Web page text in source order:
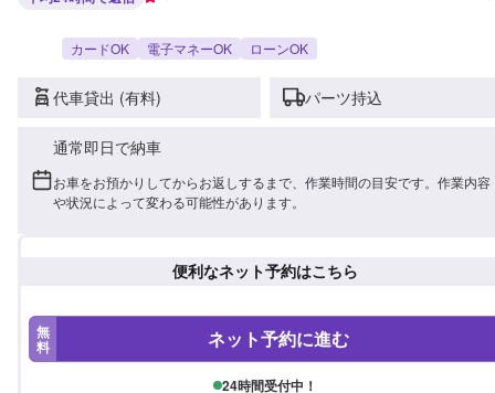
カードOK 電子マネーOK ローンOK
代車貸出 (有料) パーツ持込
通常即日で納車
お車をお預かりしてからお返しするまで、作業時間の目安です。作業内容
や状況によって変わる可能性があります。
便利なネット予約はこちら
無
料 ネット予約に進む
24時間受付中！